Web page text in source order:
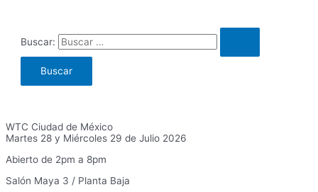
Buscar:
WTC Ciudad de México
Martes 28 y Miércoles 29 de Julio 2026
Abierto de 2pm a 8pm
Salón Maya 3 / Planta Baja